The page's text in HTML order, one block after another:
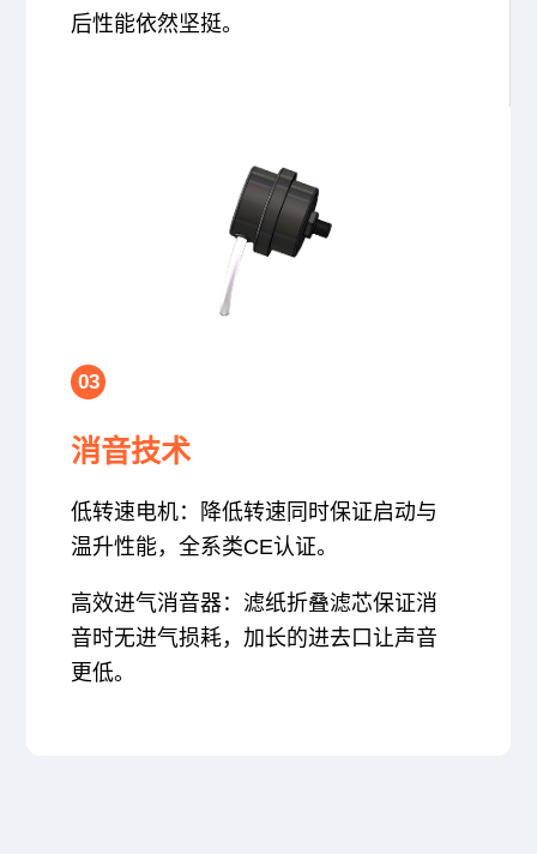
后性能依然坚挺。
03
消音技术
低转速电机：降低转速同时保证启动与
温升性能，全系类CE认证。
高效进气消音器：滤纸折叠滤芯保证消
音时无进气损耗，加长的进去口让声音
更低。